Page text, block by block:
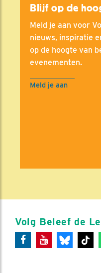
Blijf op de
Meld je aan voor
nieuws, inspiratie
op de hoogte van
evenementen.
Meld je aan
Volg Beleef de